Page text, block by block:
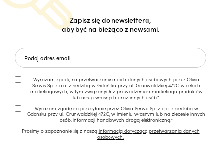
Zapisz się do newslettera,
aby być na bieżąco z newsami.
Wyrażam zgodę na przetwarzanie moich danych osobowych przez Olivia
Serwis Sp. z o.o. z siedzibą w Gdańsku przy ul. Grunwaldzkiej 472C w celach
marketingowych, w tym związanych z prowadzeniem marketingu produktów
lub usług własnych oraz innych osób.*
Wyrażam zgodę na przesyłanie przez Olivia Serwis Sp. z o.o. z siedzibą w
Gdańsku przy ul. Grunwaldzkiej 472C, w imieniu własnym lub na zlecenie innych
osób, informacji handlowych drogą elektroniczną.*
Prosimy o zapoznanie się z naszą informacją dotyczącą przetwarzania danych
osobowych.